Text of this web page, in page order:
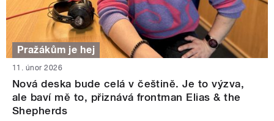
Pražákům je hej
11. únor 2026
Nová deska bude celá v češtině. Je to výzva,
ale baví mě to, přiznává frontman Elias & the
Shepherds